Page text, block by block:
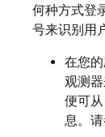
何种方式登
号来识别用
在您
观测
便可从
息。